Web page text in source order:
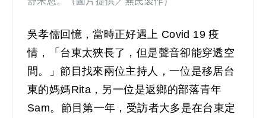
吳孝儒回憶，當時正好遇上 Covid 19 疫
情，「台東太狹長了，但是聲音卻能穿透空
間。」節目找來兩位主持人，一位是移居台
東的媽媽Rita，另一位是返鄉的部落青年
Sam。節目第一年，受訪者大多是在台東定